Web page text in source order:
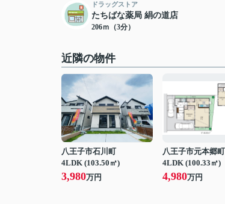
ドラッグストア
たちばな薬局 絹の道店
206ｍ（3分）
近隣の物件
八王子市石川町
4LDK (103.50㎡)
3,980万円
八王子市元本郷
4LDK (100.33㎡)
4,980万円